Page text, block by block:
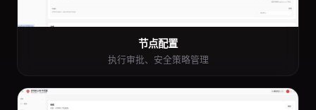
节点配置
执行审批、安全策略管理